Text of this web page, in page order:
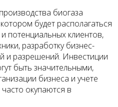
биогаза
будет располагаться
потенциальных клиентов,
разработку бизнес-
и разрешений. Инвестиции
быть значительными,
бизнеса и учете
окупаются в